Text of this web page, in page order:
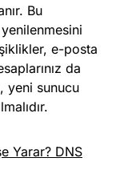
Bu
e-posta
da
yeni sunucu
Yarar? DNS